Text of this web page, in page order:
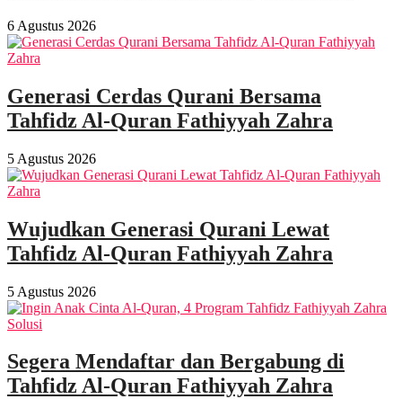
6 Agustus 2026
Generasi Cerdas Qurani Bersama
Tahfidz Al-Quran Fathiyyah Zahra
5 Agustus 2026
Wujudkan Generasi Qurani Lewat
Tahfidz Al-Quran Fathiyyah Zahra
5 Agustus 2026
Segera Mendaftar dan Bergabung di
Tahfidz Al-Quran Fathiyyah Zahra